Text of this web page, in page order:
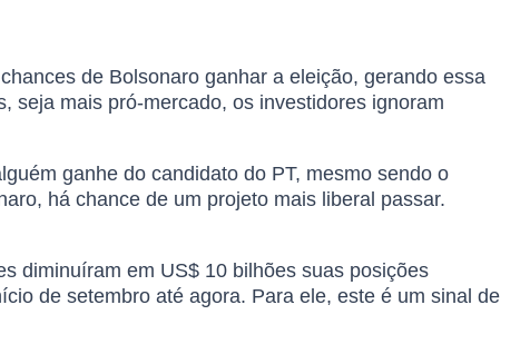
de Bolsonaro ganhar a eleição, gerando essa
seja mais pró-mercado, os investidores ignoram
ganhe do candidato do PT, mesmo sendo o
há chance de um projeto mais liberal passar.
diminuíram em US$ 10 bilhões suas posições
de setembro até agora. Para ele, este é um sinal de